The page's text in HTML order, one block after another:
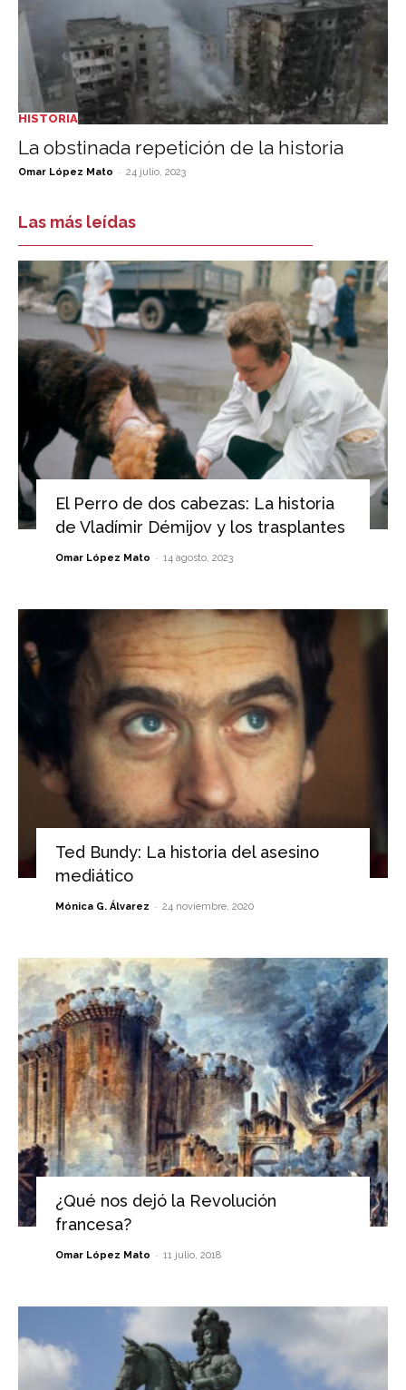
HISTORIA
La obstinada repetición de la historia
Omar López Mato - 24 julio, 2023
Las más leídas
El Perro de dos cabezas: La historia
de Vladímir Démijov y los trasplantes
Omar López Mato - 14 agosto, 2023
Ted Bundy: La historia del asesino
mediático
Mónica G. Álvarez - 24 noviembre, 2020
¿Qué nos dejó la Revolución
francesa?
Omar López Mato - 11 julio, 2018